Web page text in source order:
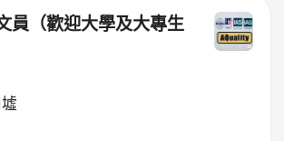
員（歡迎大學及大專生